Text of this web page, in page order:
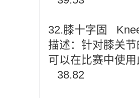
32.膝十字固
描述：针对膝关
可以在比赛中使
38.82